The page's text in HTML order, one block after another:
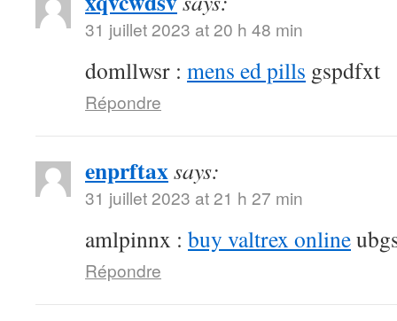
31 juillet 2023 at 20 h 48 min
domllwsr : mens ed pills gspdfxt
Répondre
enprftaxsays:
31 juillet 2023 at 21 h 27 min
amlpinnx : buy valtrex online
Répondre